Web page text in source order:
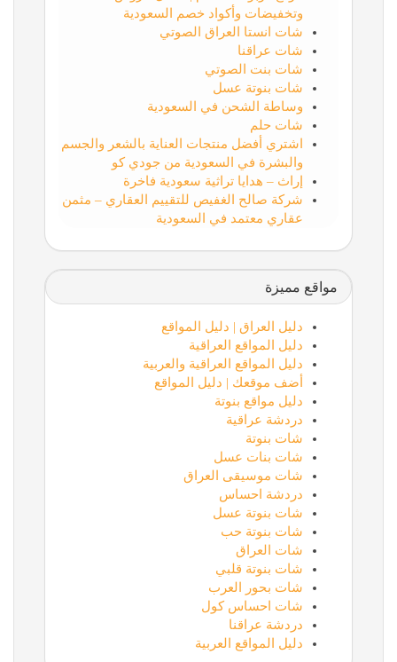
وتخفيضات وأكواد خصم السعودية
شات انستا العراق الصوتي
شات عراقنا
شات بنت الصوتي
شات بنوتة عسل
وساطة الشحن في السعودية
شات حلم
اشتري أفضل منتجات العناية بالشعر والجسم
والبشرة في السعودية من جودي كو
إراث – هدايا تراثية سعودية فاخرة
شركة صالح الغفيص للتقييم العقاري – مثمن
عقاري معتمد في السعودية
مواقع مميزة
دليل العراق | دليل المواقع
دليل المواقع العراقية
دليل المواقع العراقية والعربية
أضف موقعك | دليل المواقع
دليل مواقع بنوتة
دردشة عراقية
شات بنوتة
شات بنات عسل
شات موسيقى العراق
دردشة احساس
شات بنوتة عسل
شات بنوتة حب
شات العراق
شات بنوتة قلبي
شات بحور العرب
شات احساس كول
دردشة عراقنا
دليل المواقع العربية